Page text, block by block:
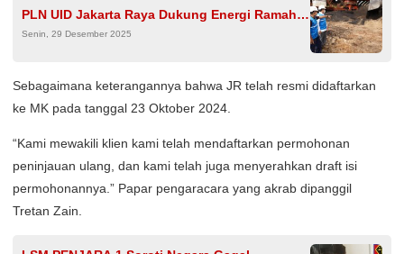
PLN UID Jakarta Raya Dukung Energi Ramah
Lingkungan
Senin, 29 Desember 2025
Sebagaimana keterangannya bahwa JR telah resmi didaftarkan
ke MK pada tanggal 23 Oktober 2024.
“Kami mewakili klien kami telah mendaftarkan permohonan
peninjauan ulang, dan kami telah juga menyerahkan draft isi
permohonannya.” Papar pengaracara yang akrab dipanggil
Tretan Zain.